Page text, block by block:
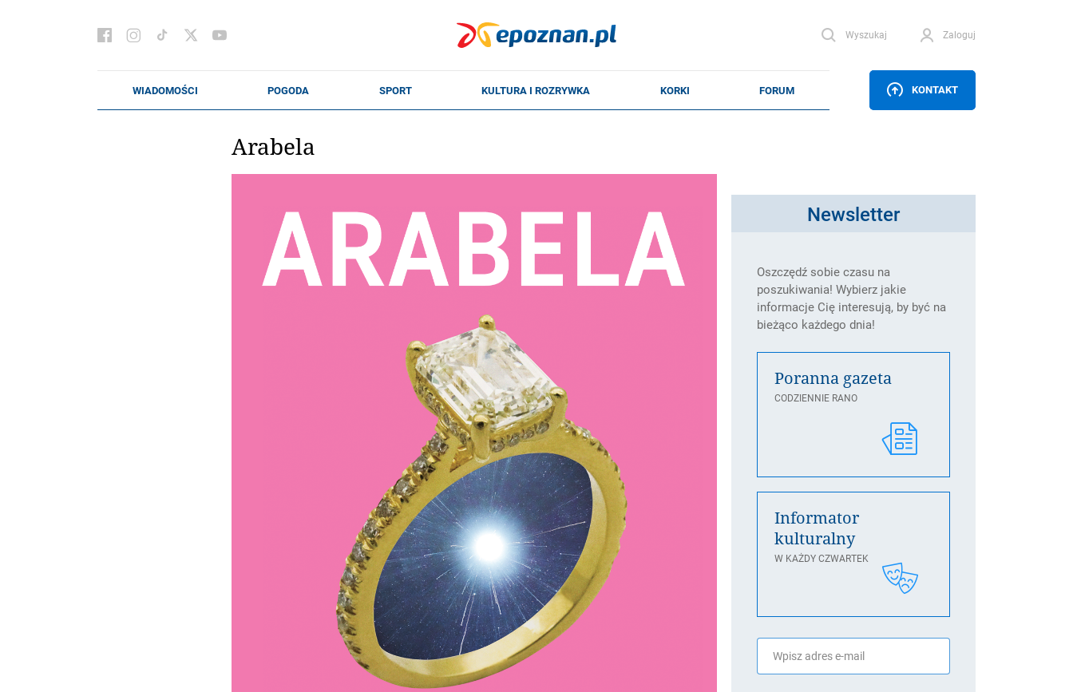
Wyszukaj Zaloguj
KONTAKT
Arabela
Newsletter
Oszczędź sobie czasu na
poszukiwania! Wybierz jakie
informacje Cię interesują, by być na
bieżąco każdego dnia!
Poranna gazeta
CODZIENNIE RANO
Informator
kulturalny
W KAŻDY CZWARTEK